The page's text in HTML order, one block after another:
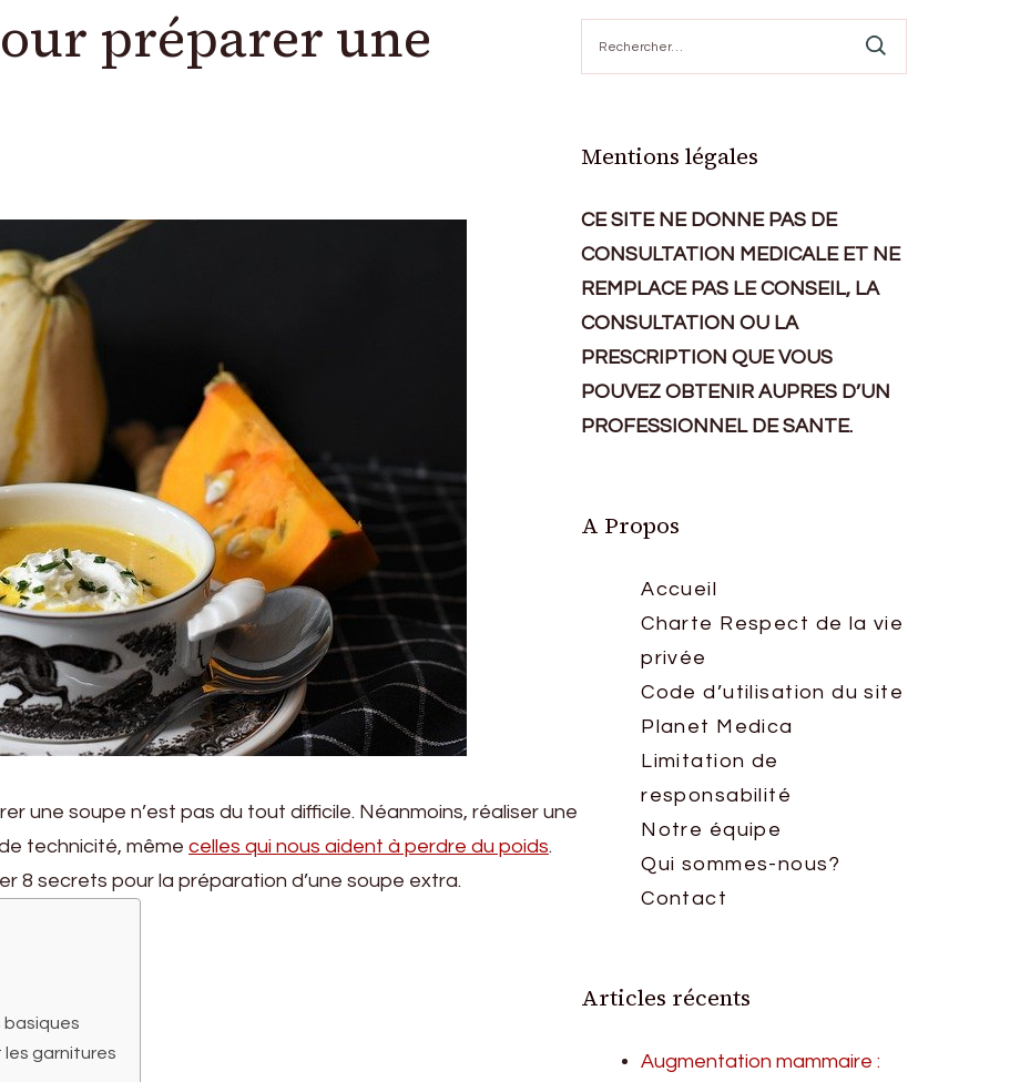
préparer une
une soupe n’est pas du tout difficile. Néanmoins, réaliser une
technicité, même celles qui nous aident à perdre du poids.
8 secrets pour la préparation d’une soupe extra.
basiques
les garnitures
Mentions légales
CE SITE NE DONNE PAS DE
CONSULTATION MEDICALE ET NE
REMPLACE PAS LE CONSEIL, LA
CONSULTATION OU LA
PRESCRIPTION QUE VOUS
POUVEZ OBTENIR AUPRES D’UN
PROFESSIONNEL DE SANTE.
A Propos
Accueil
Charte Respect de la vie
privée
Code d’utilisation du site
Planet Medica
Limitation de
responsabilité
Notre équipe
Qui sommes-nous?
Contact
Articles récents
Augmentation mammaire :